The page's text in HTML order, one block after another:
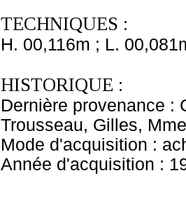
TECHNIQUES :
H. 00,116m ; L.
HISTORIQUE :
Dernière provenance :
Trousseau, Gilles,
Mode d'acquisition :
Année d'acquisition :